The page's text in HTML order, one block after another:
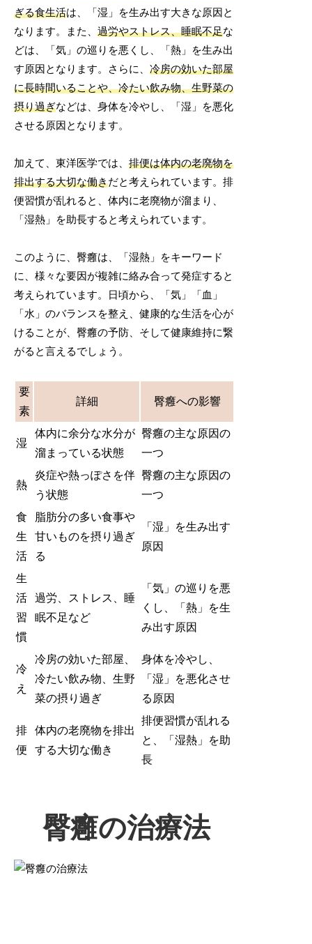
ぎる食生活は、「湿」を生み出す大きな原因と
なります。また、過労やストレス、睡眠不足な
どは、「気」の巡りを悪くし、「熱」を生み出
す原因となります。さらに、冷房の効いた部屋
に長時間いることや、冷たい飲み物、生野菜の
摂り過ぎなどは、身体を冷やし、「湿」を悪化
させる原因となります。
加えて、東洋医学では、排便は体内の老廃物を
排出する大切な働きだと考えられています。排
便習慣が乱れると、体内に老廃物が溜まり、
「湿熱」を助長すると考えられています。
このように、臀癰は、「湿熱」をキーワード
に、様々な要因が複雑に絡み合って発症すると
考えられています。日頃から、「気」「血」
「水」のバランスを整え、健康的な生活を心が
けることが、臀癰の予防、そして健康維持に繋
がると言えるでしょう。
要
素
詳細 臀癰への影響
湿
体内に余分な水分が
溜まっている状態
臀癰の主な原因の
一つ
熱
炎症や熱っぽさを伴
う状態
臀癰の主な原因の
一つ
食
生
活
脂肪分の多い食事や
甘いものを摂り過ぎ
る
「湿」を生み出す
原因
生
活
習
慣
過労、ストレス、睡
眠不足など
「気」の巡りを悪
くし、「熱」を生
み出す原因
冷
え
冷房の効いた部屋、
冷たい飲み物、生野
菜の摂り過ぎ
身体を冷やし、
「湿」を悪化させ
る原因
排
便
体内の老廃物を排出
する大切な働き
排便習慣が乱れる
と、「湿熱」を助
長
臀癰の治療法